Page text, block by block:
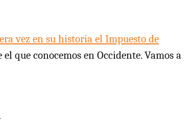
vez en su historia el Impuesto de
que conocemos en Occidente. Vamos a